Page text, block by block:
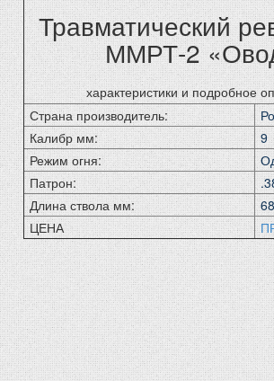
Травматический
ММРТ-2
характеристики и подробное
Страна производитель:
Калибр мм:
9
Режим огня:
Патрон:
Длина ствола мм:
68
ЦЕНА